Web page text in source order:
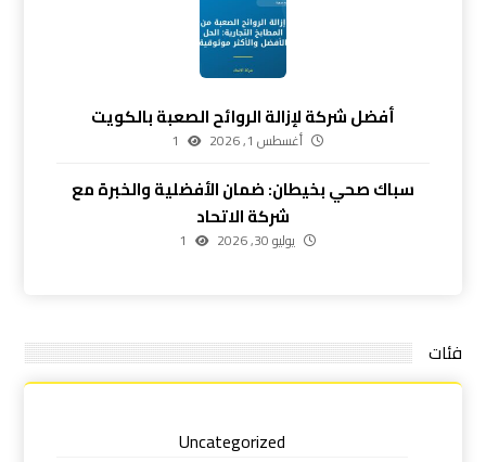
أفضل شركة لإزالة الروائح الصعبة بالكويت
أغسطس 1, 2026 1
سباك صحي بخيطان: ضمان الأفضلية والخبرة مع
شركة الاتحاد
يوليو 30, 2026 1
فئات
Uncategorized